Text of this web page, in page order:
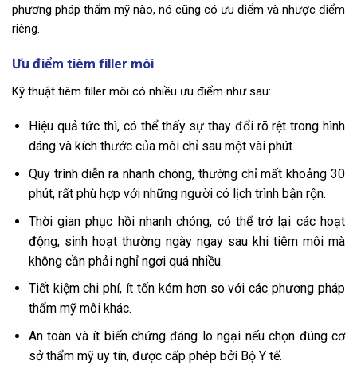
phương pháp thẩm mỹ nào, nó cũng có ưu điểm và nhược điểm
riêng.
Ưu điểm tiêm filler môi
Kỹ thuật tiêm filler môi có nhiều ưu điểm như sau:
Hiệu quả tức thì, có thể thấy sự thay đổi rõ rệt trong hình
dáng và kích thước của môi chỉ sau một vài phút.
Quy trình diễn ra nhanh chóng, thường chỉ mất khoảng 30
phút, rất phù hợp với những người có lịch trình bận rộn.
Thời gian phục hồi nhanh chóng, có thể trở lại các hoạt
động, sinh hoạt thường ngày ngay sau khi tiêm môi mà
không cần phải nghỉ ngơi quá nhiều.
Tiết kiệm chi phí, ít tốn kém hơn so với các phương pháp
thẩm mỹ môi khác.
An toàn và ít biến chứng đáng lo ngại nếu chọn đúng cơ
sở thẩm mỹ uy tín, được cấp phép bởi Bộ Y tế.